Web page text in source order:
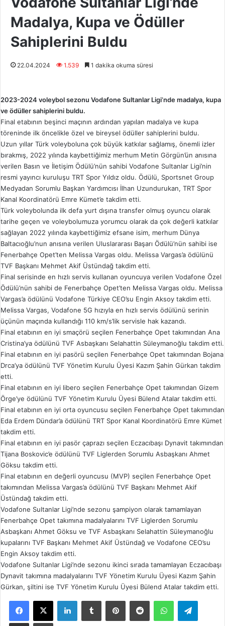
Madalya, Kupa ve Ödüller
Sahiplerini Buldu
22.04.2024 1.539 1 dakika okuma süresi
2023-2024 voleybol sezonu Vodafone Sultanlar Ligi’nde madalya, kupa
ve ödüller sahiplerini buldu.
Final etabının beşinci maçının ardından yapılan madalya ve kupa
töreninde ilk öncelikle özel ve bireysel ödüller sahiplerini buldu.
Uzun yıllar Türk voleyboluna çok büyük katkılar sağlamış, önemli izler
bırakmış, 2022 yılında kaybettiğimiz merhum Metin Görgün’ün anısına
verilen Basın ve İletişim Ödülü’nün sahibi Vodafone Sultanlar Ligi’nin
resmi yayıncı kuruluşu TRT Spor Yıldız oldu. Ödülü, Sportsnet Group
Medyadan Sorumlu Başkan Yardımcısı İlhan Uzundurukan, TRT Spor
Kanal Koordinatörü Emre Kümet’e takdim etti.
Türk voleybolunda ilk defa yurt dışına transfer olmuş oyuncu olarak
tarihe geçen ve voleybolumuza yorumcu olarak da çok değerli katkılar
sağlayan 2022 yılında kaybettiğimiz efsane isim, merhum Dünya
Baltacıoğlu’nun anısına verilen Uluslararası Başarı Ödülü’nün sahibi ise
Fenerbahçe Opet’ten Melissa Vargas oldu. Melissa Vargas’a ödülünü
TVF Başkanı Mehmet Akif Üstündağ takdim etti.
Final serisinde en hızlı servis kullanan oyuncuya verilen Vodafone Özel
Ödülü’nün sahibi de Fenerbahçe Opet’ten Melissa Vargas oldu. Melissa
Vargas’a ödülünü Vodafone Türkiye CEO’su Engin Aksoy takdim etti.
Melissa Vargas, Vodafone 5G hızıyla en hızlı servis ödülünü serinin
üçünün maçında kullandığı 110 km/s’lik servisle hak kazandı.
Final etabının en iyi smaçörü seçilen Fenerbahçe Opet takımından Ana
Cristina’ya ödülünü TVF Asbaşkanı Selahattin Süleymanoğlu takdim etti.
Final etabının en iyi pasörü seçilen Fenerbahçe Opet takımından Bojana
Drca’ya ödülünü TVF Yönetim Kurulu Üyesi Kazım Şahin Gürkan takdim
etti.
Final etabının en iyi libero seçilen Fenerbahçe Opet takımından Gizem
Örge’ye ödülünü TVF Yönetim Kurulu Üyesi Bülend Atalar takdim etti.
Final etabının en iyi orta oyuncusu seçilen Fenerbahçe Opet takımından
Eda Erdem Dündar’a ödülünü TRT Spor Kanal Koordinatörü Emre Kümet
takdim etti.
Final etabının en iyi pasör çaprazı seçilen Eczacıbaşı Dynavit takımından
Tijana Boskovic’e ödülünü TVF Liglerden Sorumlu Asbaşkanı Ahmet
Göksu takdim etti.
Final etabının en değerli oyuncusu (MVP) seçilen Fenerbahçe Opet
takımından Melissa Vargas’a ödülünü TVF Başkanı Mehmet Akif
Üstündağ takdim etti.
Vodafone Sultanlar Ligi’nde sezonu şampiyon olarak tamamlayan
Fenerbahçe Opet takımına madalyalarını TVF Liglerden Sorumlu
Asbaşkanı Ahmet Göksu ve TVF Asbaşkanı Selahattin Süleymanoğlu
kupalarını TVF Başkanı Mehmet Akif Üstündağ ve Vodafone CEO’su
Engin Aksoy takdim etti.
Vodafone Sultanlar Ligi’nde sezonu ikinci sırada tamamlayan Eczacıbaşı
Dynavit takımına madalyalarını TVF Yönetim Kurulu Üyesi Kazım Şahin
Gürkan, şiltini ise TVF Yönetim Kurulu Üyesi Bülend Atalar takdim etti.